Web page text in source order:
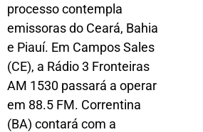
processo contempla
emissoras do Ceará, Bahia
e Piauí. Em Campos Sales
(CE), a Rádio 3 Fronteiras
AM 1530 passará a operar
em 88.5 FM. Correntina
(BA) contará com a